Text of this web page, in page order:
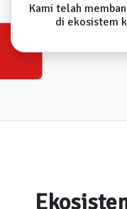
Kami telah
di ekosistem